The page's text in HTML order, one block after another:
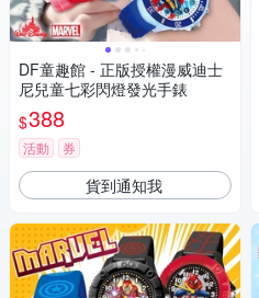
DF童趣館 - 正版授權漫威迪士
尼兒童七彩閃燈發光手錶
$388
活動 券
貨到通知我